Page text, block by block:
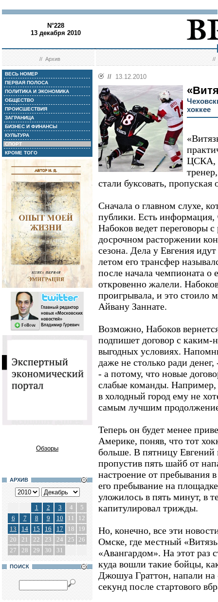
N°228
13 декабря 2010
//Архив //
ВЕСЬ НОМЕР
ПЕРВАЯ ПОЛОСА
ПОЛИТИКА И ЭКОНОМИКА
ОБЩЕСТВО
ПРОИСШЕСТВИЯ
ЗАГРАНИЦА
БИЗНЕС И ФИНАНСЫ
КУЛЬТУРА
СПОРТ
КРОМЕ ТОГО
Обзоры
АРХИВ
1 2 3 4
5
6
7 8 9 10 11
12
13
14 15 16 17 18
19
20
21 22 23 24 25 26
27
28 29 30 31
ПОИСК
// 13.12.2010
хоккее
ЦСКА,
стали буксовать, пропуская
Сначала о главном слухе,
публики. Есть информация,
Набоков ведет переговоры
досрочном расторжении
сезона. Дела у Евгения
летом его трансфер
после начала чемпионата о
откровенно жалели.
проигрывала, и это стоило
Айвану Заннате.
Возможно, Набоков
подпишет договор с каким-
выгодных условиях.
даже не столько ради
- а потому, что новые
слабые команды.
в холодный город ему не
самым лучшим
Теперь он будет менее
Америке, поняв, что тот
больше. В пятницу
пропустив пять шайб от
настроение от
его пребывание на
уложилось в пять минут, в
капитулировал трижды.
Но, конечно, все эти
Омске, где местный
«Авангардом». На этот раз
куда вошли такие бойцы,
Джошуа Граттон, напали на
секунд после стартового